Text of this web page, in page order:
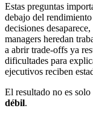
Estas preguntas
debajo del
decisiones
managers heredan
a abrir trade-offs ya
dificultades para
ejecutivos reciben
El resultado no es
débil.